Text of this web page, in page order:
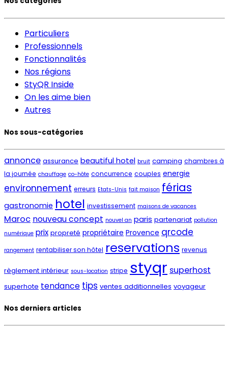
Particuliers
Professionnels
Fonctionnalités
Nos régions
StyQR Inside
On les aime bien
Autres
Nos sous-catégories
annonce assurance beautiful hotel bruit camping chambres à
la journée chauffage co-hôte concurrence couples energie
environnement erreurs Etats-Unis fait maison férias
gastronomie hotel investissement maisons de vacances
Maroc nouveau concept nouvel an paris partenariat pollution
numérique prix propreté propriétaire Provence qrcode
rangement rentabiliser son hôtel reservations revenus
règlement intérieur sous-location stripe styqr superhost
superhote tendance tips ventes additionnelles voyageur
Nos derniers articles